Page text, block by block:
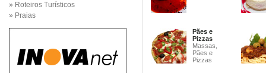
» Roteiros Turísticos
» Praias
Pães e
Pizzas
Massas,
Pães e
Pizzas